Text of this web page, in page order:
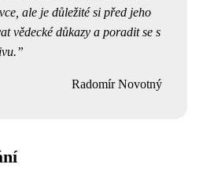
ale je důležité si před jeho
vědecké důkazy a poradit se s
Radomír Novotný